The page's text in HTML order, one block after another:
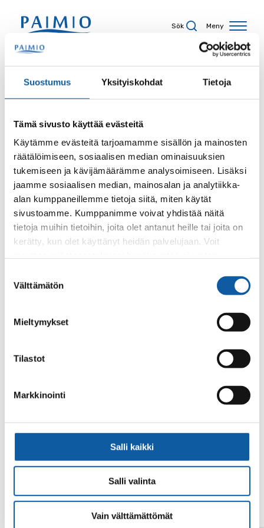
Suostumus Yksityiskohdat Tietoja
Tämä sivusto käyttää evästeitä
Käytämme evästeitä tarjoamamme sisällön ja mainosten
räätälöimiseen, sosiaalisen median ominaisuuksien
tukemiseen ja kävijämäärämme analysoimiseen. Lisäksi
jaamme sosiaalisen median, mainosalan ja analytiikka-
alan kumppaneillemme tietoja siitä, miten käytät
sivustoamme. Kumppanimme voivat yhdistää näitä
tietoja muihin tietoihin, joita olet antanut heille tai joita on
kerätty, kun olet käyttänyt heidän palvelujaan. Voit
valinta
Välttämätön
Mieltymykset
Tilastot
Markkinointi
Salli kaikki
Salli valinta
Vain välttämättömät
Sök Meny
Sökresultat
Sökord
Sida
Innehållstyp